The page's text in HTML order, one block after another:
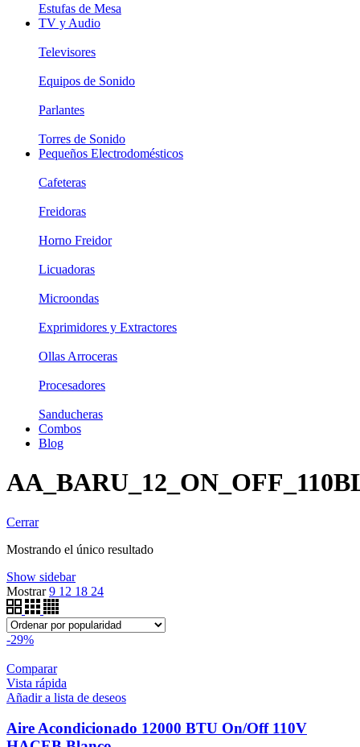
Estufas de Mesa
TV y Audio
Televisores
Equipos de Sonido
Parlantes
Torres de Sonido
Pequeños Electrodomésticos
Cafeteras
Freidoras
Horno Freidor
Licuadoras
Microondas
Exprimidores y Extractores
Ollas Arroceras
Procesadores
Sanducheras
Combos
Blog
Cerrar
Mostrando el único resultado
Show sidebar
Mostrar9 12 18 24
-29%
Comparar
Vista rápida
Añadir a lista de deseos
Aire Acondicionado 12000 BTU On/Off 110V